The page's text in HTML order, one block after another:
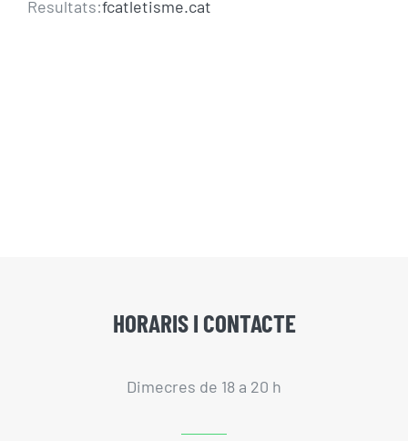
Resultats:fcatletisme.cat
HORARIS I CONTACTE
Dimecres de 18 a 20 h